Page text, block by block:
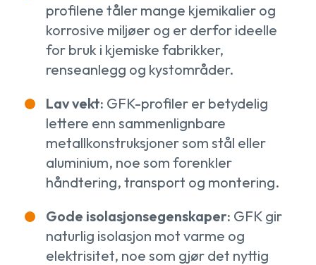
profilene tåler mange kjemikalier og
korrosive miljøer og er derfor ideelle
for bruk i kjemiske fabrikker,
renseanlegg og kystområder.
Lav vekt: GFK-profiler er betydelig
lettere enn sammenlignbare
metallkonstruksjoner som stål eller
aluminium, noe som forenkler
håndtering, transport og montering.
Gode isolasjonsegenskaper: GFK gir
naturlig isolasjon mot varme og
elektrisitet, noe som gjør det nyttig